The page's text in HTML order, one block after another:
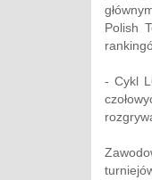
Polish
- Cykl